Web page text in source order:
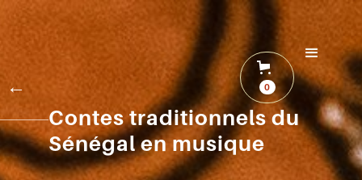
0
←
Contes traditionnels du
Sénégal en musique